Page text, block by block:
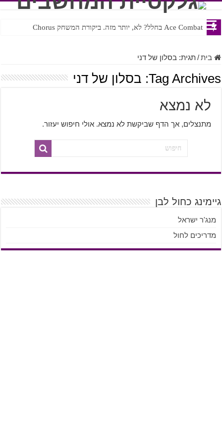
Ace Combat בחלל? לא, יותר מזה. ביקורת המשחק Chorus
בית/תגית: בסלון של דני
Tag Archives: בסלון של דני
לא נמצא
מתנצלים, אך הדף שביקשת לא נמצא. אולי חיפוש יעזור.
גיימינג כחול לבן
מנג'ר ישראל
מדריכים לחול